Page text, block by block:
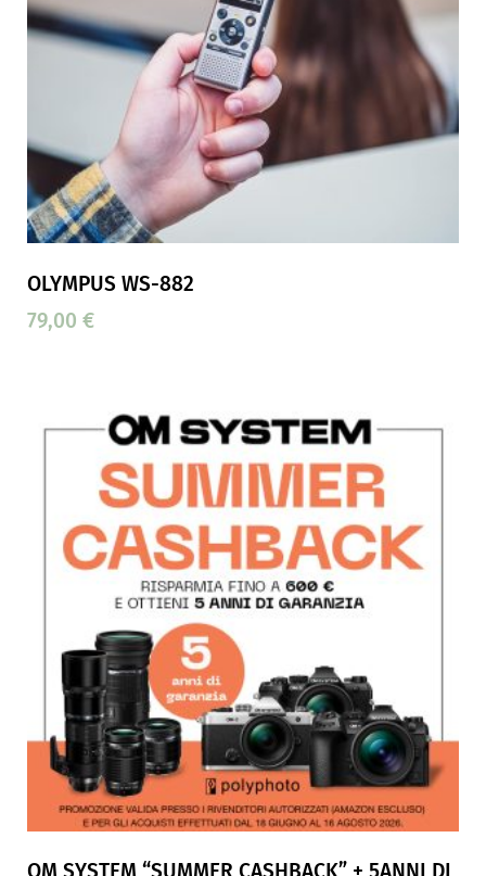
OLYMPUS WS-882
79,00 €